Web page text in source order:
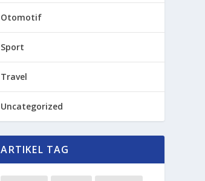
Otomotif
Sport
Travel
Uncategorized
ARTIKEL TAG